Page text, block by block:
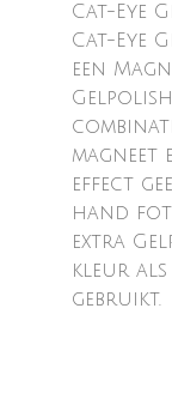
Cat-Eye
Cat-Eye
een
magneet
effect
hand
extra
kleur als
gebruikt.